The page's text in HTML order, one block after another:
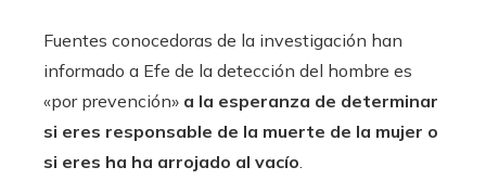
Fuentes conocedoras de la investigación han
informado a Efe de la detección del hombre es
«por prevención» a la esperanza de determinar
si eres responsable de la muerte de la mujer o
si eres ha ha arrojado al vacío.